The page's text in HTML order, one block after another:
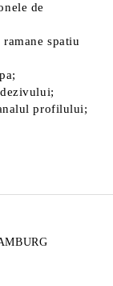
de
spatiu
profilului;